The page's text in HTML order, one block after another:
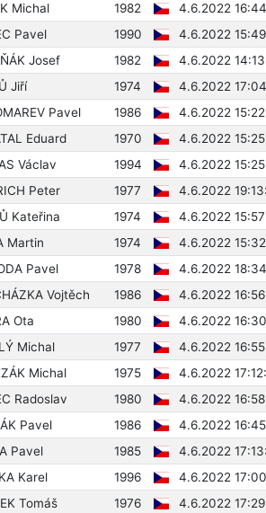
Michal 1982
4.6.2022
Pavel 1990
4.6.2022
Josef 1982
4.6.2022
Jiří 1974
4.6.2022
Pavel 1986
4.6.2022
Eduard 1970
4.6.2022
Václav 1994
4.6.2022
Peter 1977
4.6.2022
Kateřina 1974
4.6.2022
Martin 1974
4.6.2022
Pavel 1978
4.6.2022
Vojtěch 1986
4.6.2022
Ota 1980
4.6.2022
Michal 1977
4.6.2022
Michal 1975
4.6.2022
Radoslav 1980
4.6.2022
Pavel 1986
4.6.2022
Pavel 1985
4.6.2022
Karel 1996
4.6.2022
Tomáš 1976
4.6.2022